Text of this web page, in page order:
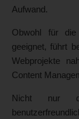
Aufwand.
Obwohl für die
geeignet, führt
Webprojekte
Content
Nicht nur